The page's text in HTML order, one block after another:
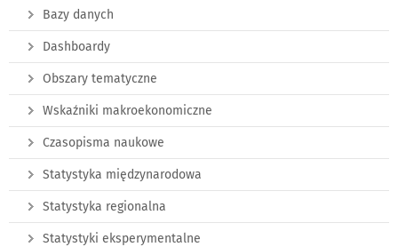
Bazy danych
Dashboardy
Obszary tematyczne
Wskaźniki makroekonomiczne
Czasopisma naukowe
Statystyka międzynarodowa
Statystyka regionalna
Statystyki eksperymentalne